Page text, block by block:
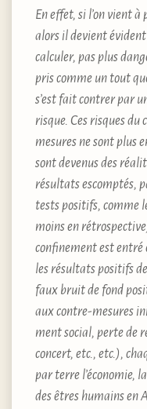
En effet, si l’on vient à
alors il devient évident
calculer, pas plus
pris comme un tout
s’est fait contrer par
risque. Ces risques du
mesures ne sont plus
sont devenus des
résultats escomptés,
tests positifs, comme
moins en
confinement est
les résultats positifs
faux bruit de fond
aux contre-mesures
ment social, perte de
concert, etc., etc.),
par terre l’économie,
des êtres humains en